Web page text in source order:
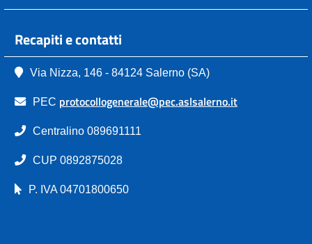
Recapiti e contatti
Via Nizza, 146 - 84124 Salerno (SA)
PEC protocollogenerale@pec.aslsalerno.it
Centralino 089691111
CUP 0892875028
P. IVA 04701800650